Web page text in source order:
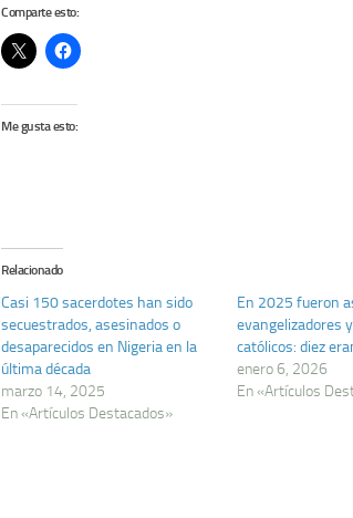
Comparte esto:
Me gusta esto:
Relacionado
Casi 150 sacerdotes han sido
secuestrados, asesinados o
desaparecidos en Nigeria en la
última década
marzo 14, 2025
En «Artículos Destacados»
En 2025 fueron
evangelizadores
católicos: diez
enero 6, 2026
En «Artículos